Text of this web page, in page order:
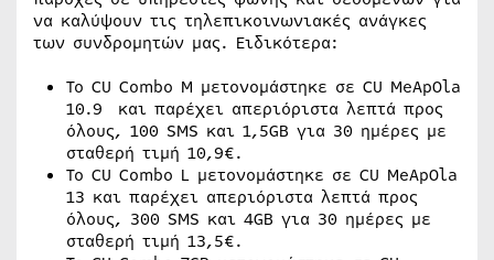
να καλύψουν τις τηλεπικοινωνιακές ανάγκες
των συνδρομητών μας. Ειδικότερα:
Το CU Combo M μετονομάστηκε σε CU MeApOla
10.9 και παρέχει απεριόριστα λεπτά προς
όλους, 100 SMS και 1,5GB για 30 ημέρες με
σταθερή τιμή 10,9€.
Το CU Combo L μετονομάστηκε σε CU MeApOla
13 και παρέχει απεριόριστα λεπτά προς
όλους, 300 SMS και 4GB για 30 ημέρες με
σταθερή τιμή 13,5€.